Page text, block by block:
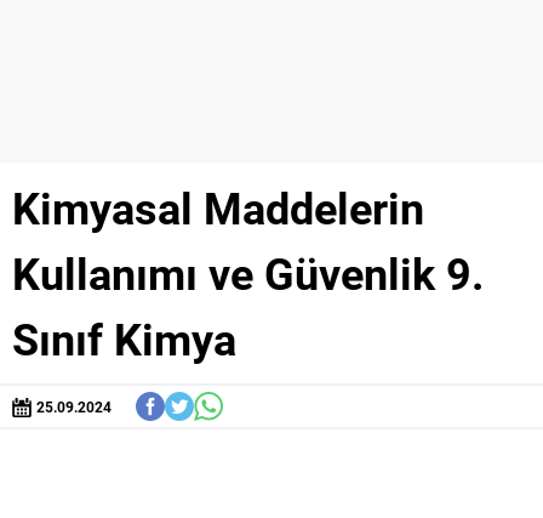
Kimyasal Maddelerin
Kullanımı ve Güvenlik 9.
Sınıf Kimya
25.09.2024